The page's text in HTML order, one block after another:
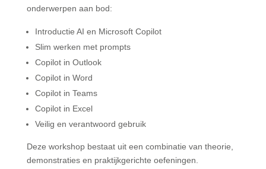
onderwerpen aan bod:
Introductie AI en Microsoft Copilot
Slim werken met prompts
Copilot in Outlook
Copilot in Word
Copilot in Teams
Copilot in Excel
Veilig en verantwoord gebruik
Deze workshop bestaat uit een combinatie van theorie,
demonstraties en praktijkgerichte oefeningen.